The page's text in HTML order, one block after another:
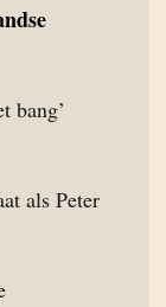
bang’
als Peter